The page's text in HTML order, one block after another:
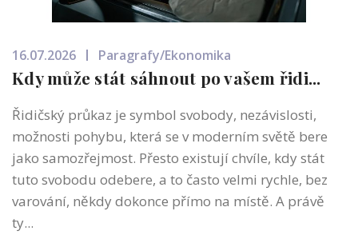
16.07.2026 Paragrafy/Ekonomika
Kdy může stát sáhnout po vašem řidi...
Řidičský průkaz je symbol svobody, nezávislosti,
možnosti pohybu, která se v moderním světě bere
jako samozřejmost. Přesto existují chvíle, kdy stát
tuto svobodu odebere, a to často velmi rychle, bez
varování, někdy dokonce přímo na místě. A právě
ty...